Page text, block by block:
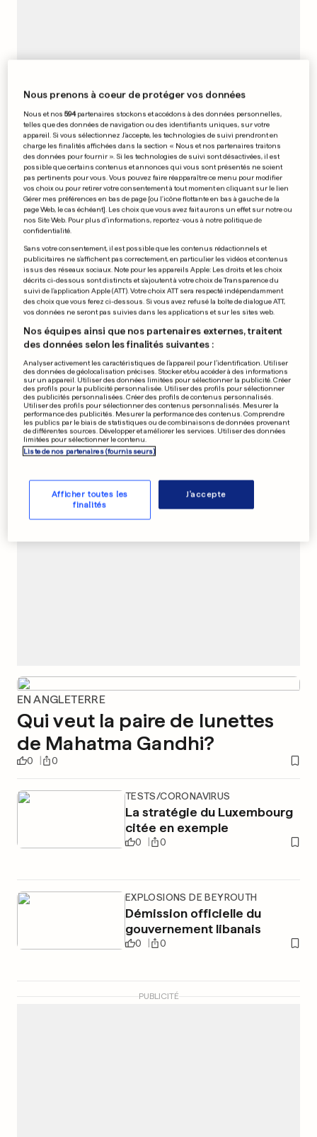
EN ITALIE
Cinq députés veulent
bénéficier d'une aide Covid
0 0
FOOTBALL EN ALLEMAGNE
Le retour des supporters
dans les stades refusé
0
BÉLARUS
La police disperse de
nouvelles manifestations
0 0
PUBLICITÉ
EN ANGLETERRE
Qui veut la paire de lunettes
de Mahatma Gandhi?
0 0
TESTS/CORONAVIRUS
La stratégie du Luxembourg
citée en exemple
0 0
EXPLOSIONS DE BEYROUTH
Démission officielle du
gouvernement libanais
0 0
PUBLICITÉ
Nous prenons à coeur de protéger vos données
Nous et nos594partenaires stockons et accédons à des données personnelles,
telles que des données de navigation ou des identifiants uniques, sur votre
appareil. Si vous sélectionnez J'accepte, les technologies de suivi prendront en
charge les finalités affichées dans la section « Nous et nos partenaires traitons
des données pour fournir ». Si les technologies de suivi sont désactivées, il est
possible que certains contenus et annonces qui vous sont présentés ne soient
pas pertinents pour vous. Vous pouvez faire réapparaître ce menu pour modifier
vos choix ou pour retirer votre consentement à tout moment en cliquant sur le lien
Gérer mes préférences en bas de page [ou l'icône flottante en bas à gauche de la
page Web, le cas échéant]. Les choix que vous avez fait aurons un effet sur notre ou
nos Site Web. Pour plus d’informations, reportez-vous à notre politique de
confidentialité.
Sans votre consentement, il est possible que les contenus rédactionnels et
publicitaires ne s'affichent pas correctement, en particulier les vidéos et contenus
issus des réseaux sociaux. Note pour les appareils Apple: Les droits et les choix
décrits ci-dessous sont distincts et s'ajoutent à votre choix de Transparence du
suivi de l'application Apple (ATT). Votre choix ATT sera respecté indépendamment
des choix que vous ferez ci-dessous. Si vous avez refusé la boîte de dialogue ATT,
vos données ne seront pas suivies dans les applications et sur les sites web.
Nos équipes ainsi que nos partenaires externes, traitent
des données selon les finalités suivantes :
Analyser activement les caractéristiques de l’appareil pour l’identification. Utiliser
des données de géolocalisation précises. Stocker et/ou accéder à des informations
sur un appareil. Utiliser des données limitées pour sélectionner la publicité. Créer
des profils pour la publicité personnalisée. Utiliser des profils pour sélectionner
des publicités personnalisées. Créer des profils de contenus personnalisés.
Utiliser des profils pour sélectionner des contenus personnalisés. Mesurer la
performance des publicités. Mesurer la performance des contenus. Comprendre
les publics par le biais de statistiques ou de combinaisons de données provenant
de différentes sources. Développer et améliorer les services. Utiliser des données
limitées pour sélectionner le contenu.
Liste de nos partenaires (fournisseurs)
Afficher toutes les
finalités
J'accepte